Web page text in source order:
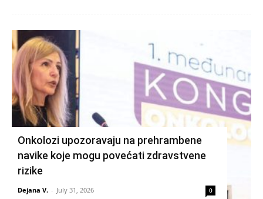
Onkolozi upozoravaju na prehrambene
navike koje mogu povećati zdravstvene
rizike
Dejana V. - July 31, 2026 0